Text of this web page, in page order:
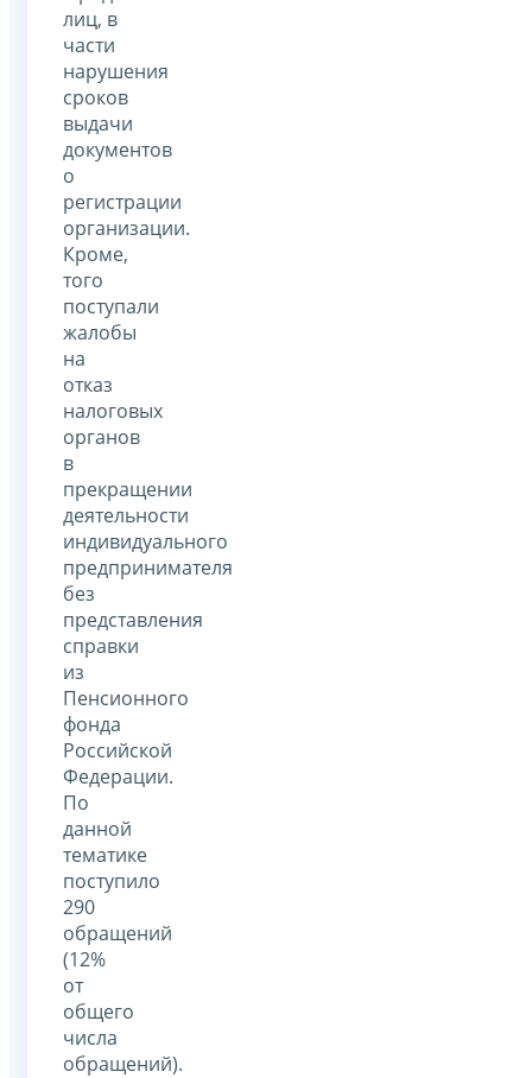
лиц, в
части
нарушения
сроков
выдачи
документов
о
регистрации
организации.
Кроме,
того
поступали
жалобы
на
отказ
налоговых
органов
в
прекращении
деятельности
индивидуального
предпринимателя
без
представления
справки
из
Пенсионного
фонда
Российской
Федерации.
По
данной
тематике
поступило
290
обращений
(12%
от
общего
числа
обращений).